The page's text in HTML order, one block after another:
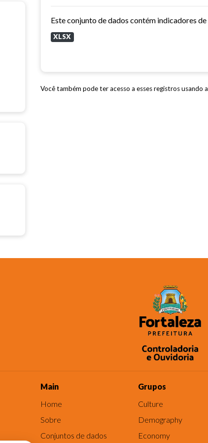
XLSX
Você também pode ter acesso a esses registros usando a
Main
Home
Sobre
Conjuntos de dados
Grupos
Culture
Demography
Economy